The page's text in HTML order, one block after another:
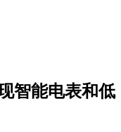
智能电表和低